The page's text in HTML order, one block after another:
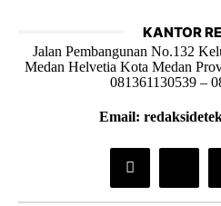
KANTOR
Jalan Pembangunan No.132
Medan Helvetia Kota Medan
081361130539 –
Email: